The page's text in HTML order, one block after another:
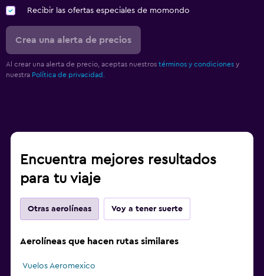
Recibir las ofertas especiales de momondo
Crea una alerta de precios
Al crear una alerta de precio, aceptas nuestros términos y condiciones y
nuestra Política de privacidad.
Encuentra mejores resultados
para tu viaje
Otras aerolíneas Voy a tener suerte
Aerolíneas que hacen rutas similares
Vuelos Aeromexico